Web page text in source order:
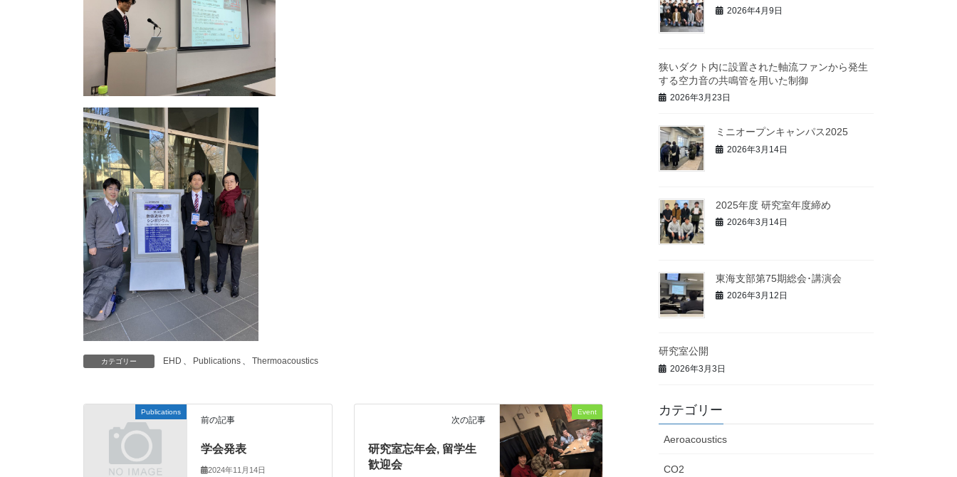
カテゴリー EHD 、 Publications 、 Thermoacoustics
Publications
前の記事
学会発表
2024年11月14日
Event
次の記事
研究室忘年会, 留学生
歓迎会
2026年4月9日
狭いダクト内に設置された軸流ファンから発生
する空力音の共鳴管を用いた制御
2026年3月23日
ミニオープンキャンパス2025
2026年3月14日
2025年度 研究室年度締め
2026年3月14日
東海支部第75期総会･講演会
2026年3月12日
研究室公開
2026年3月3日
カテゴリー
Aeroacoustics
CO2